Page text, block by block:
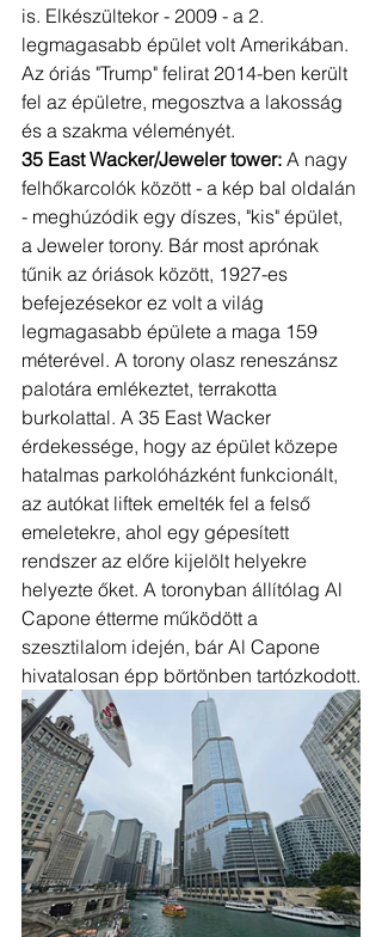
is. Elkészültekor - 2009 - a 2.
legmagasabb épület volt Amerikában.
Az óriás "Trump" felirat 2014-ben került
fel az épületre, megosztva a lakosság
és a szakma véleményét.
35 East Wacker/Jeweler tower: A nagy
felhőkarcolók között - a kép bal oldalán
- meghúzódik egy díszes, "kis" épület,
a Jeweler torony. Bár most aprónak
tűnik az óriások között, 1927-es
befejezésekor ez volt a világ
legmagasabb épülete a maga 159
méterével. A torony olasz reneszánsz
palotára emlékeztet, terrakotta
burkolattal. A 35 East Wacker
érdekessége, hogy az épület közepe
hatalmas parkolóházként funkcionált,
az autókat liftek emelték fel a felső
emeletekre, ahol egy gépesített
rendszer az előre kijelölt helyekre
helyezte őket. A toronyban állítólag Al
Capone étterme működött a
szesztilalom idején, bár Al Capone
hivatalosan épp börtönben tartózkodott.